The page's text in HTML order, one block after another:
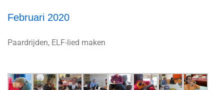
Februari 2020
Paardrijden, ELF-lied maken